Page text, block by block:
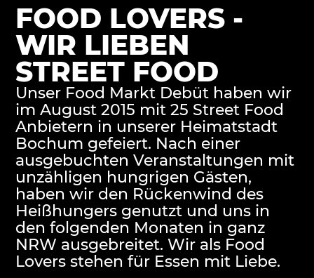
FOOD LOVERS -
WIR LIEBEN
STREET FOOD​
Unser Food Markt Debüt haben wir
im August 2015 mit 25 Street Food
Anbietern in unserer Heimatstadt
Bochum gefeiert. Nach einer
ausgebuchten Veranstaltungen mit
unzähligen hungrigen Gästen,
haben wir den Rückenwind des
Heißhungers genutzt und uns in
den folgenden Monaten in ganz
NRW ausgebreitet. Wir als Food
Lovers stehen für Essen mit Liebe.